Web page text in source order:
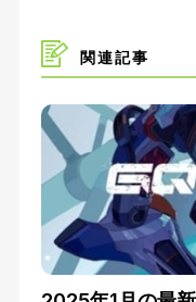
を育てたタナベト
挑戦を許されない
ぐ実力をもつ同世
むきな思いを胸に
ーム。 自分にしか
けて走る、マンハ
の可能性のその先
ト、アグネスタキ
と、魂をかけて走
関連記事